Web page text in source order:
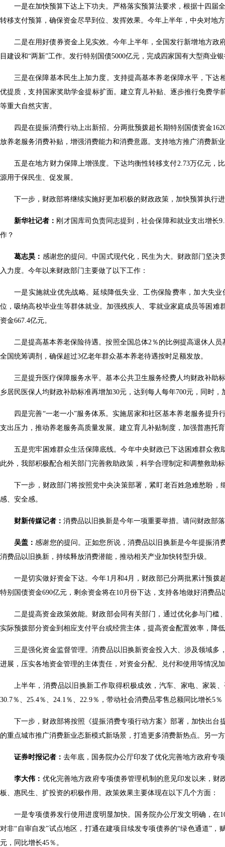
一是在加快预算下达上下功夫。严格落实预算法要求，根据十四届
转移支付预算，确保资金尽早到位、发挥效果。今年上半年，中央对地
二是在用好债券资金上见实效。今年上半年，全国发行新增地方政
目建设和“两新”工作。发行特别国债5000亿元，完成四家国有大型商
三是在保障基本民生上加力度。支持提高基本养老保障水平，下
优提质，支持国家奖助学金提标扩面。建立育儿补贴、逐步推行免费
等重大自然灾害。
四是在提振消费行动上出新招。分两批预拨超长期特别国债资金
放养老服务消费补贴，增强消费能力和消费意愿。支持地方推广消费新
五是在地方财力保障上增强度。下达均衡性转移支付2.73万亿元，
源用于保民生、促发展。
下一步，财政部将继续实施好更加积极的财政政策，加快预算执行
新华社记者： 刚才国库司负责同志提到，社会保障和就业支出增长
作？
葛志昊： 感谢您的提问。中国式现代化，民生为大。财政部门坚
入力度。今年以来财政部门主要做了以下工作：
一是实施就业优先战略。延续降低失业、工伤保险费率，加大失
位，吸纳高校毕业生等群体就业。加强残疾人、零就业家庭成员等困
资金667.4亿元。
二是提高基本养老保险待遇。按照全国总体2％的比例提高退休人
全国统筹调剂，确保超过3亿老年群众基本养老待遇按时足额发放。
三是提升医疗保障服务水平。基本公共卫生服务经费人均财政补助
乡居民医保人均财政补助标准再增加30元，达到每人每年700元，同时
四是完善“一老一小”服务体系。实施居家和社区基本养老服务提
支出压力，推动养老服务高质量发展。建立育儿补贴制度，加强普惠
五是兜牢困难群众生活保障底线。今年中央财政已下达困难群众
此外，我部积极配合相关部门完善救助政策，科学合理制定和调整救助
下一步，财政部门将按照党中央决策部署，紧盯老百姓急难愁盼
感、安全感。
财新传媒记者： 消费品以旧换新是今年一项重要举措。请问财政部
吴盖：感谢您的提问。正如您所说，消费品以旧换新是今年提振消
消费品以旧换新，持续释放消费潜能，推动相关产业加快转型升级。
一是切实做好资金下达。今年1月和4月，财政部已分两批累计预
特别国债资金690亿元，剩余资金将在10月份下达，支持各地做好消费
二是提高资金政策效能。财政部会同有关部门，通过优化参与门
实际预拨部分资金到相应支付平台或经营主体，提高资金配置效率，降
三是强化资金监督管理。消费品以旧换新资金投入大、涉及领域
进展，压实各地资金管理的主体责任，对资金分配、兑付和使用等情
上半年，消费品以旧换新工作取得积极成效，汽车、家电、家装
30.7％、25.4％、24.1％、22.9％，带动社会消费品零售总额同比增长5
下一步，财政部将按照《提振消费专项行动方案》部署，加快出
的重点城市推广消费新业态新模式新场景，打造更多消费新热点。另
证券时报记者： 去年底，国务院办公厅印发了优化完善地方政府专
李大伟： 优化完善地方政府专项债券管理机制的意见印发以来，
板、惠民生、扩投资的积极作用。政策效果主要体现在以下几个方面：
一是专项债券发行使用进度明显加快。国务院办公厅发文明确，
对非“自审自发”试点地区，打通在建项目续发专项债券的“绿色通道”
元，同比增长45％。